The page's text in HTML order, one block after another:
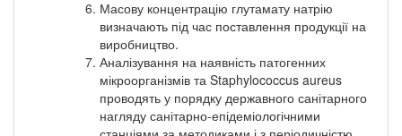
Масову концентрацію глутамату натрію
визначають під час поставлення продукції на
виробництво.
Аналізування на наявність патогенних
мікроорганізмів та Staphylococcus aureus
проводять у порядку державного санітарного
нагляду санітарно-епідеміологічними